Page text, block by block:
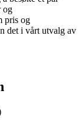
og
pris og
det i vårt utvalg av